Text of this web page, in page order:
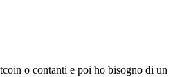
o contanti e poi ho bisogno di un